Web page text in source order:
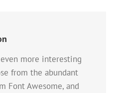
more interesting
from the abundant
Font Awesome, and